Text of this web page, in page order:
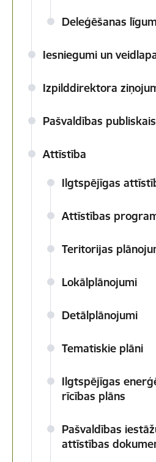
Deleģēšanas
Iesniegumi un
Izpilddirektora
Pašvaldības
Attīstība
Ilgtspējīgas
Attīstības
Teritorijas
Lokālplānojumi
Detālplānojumi
Tematiskie plāni
Ilgtspējīgas
rīcības plāns
Pašvaldības
attīstības